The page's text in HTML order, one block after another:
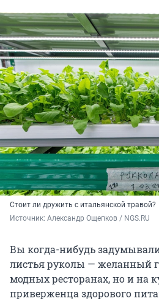
Стоит ли дружить с итальянской травой?
Источник: Александр Ощепков / NGS.RU
Вы когда-нибудь
листья руколы — желанный
модных ресторанах, но и на
приверженца здорового